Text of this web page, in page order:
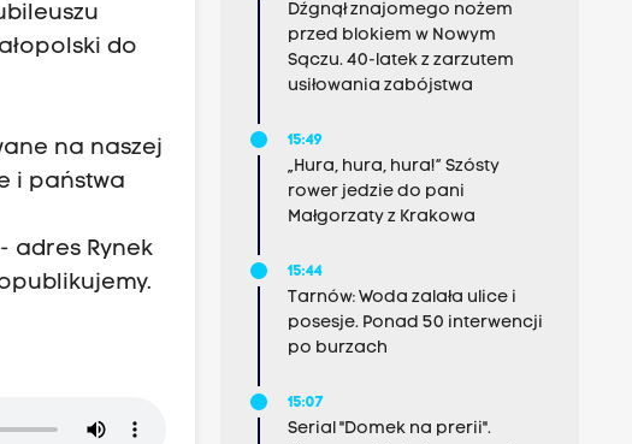
do
na naszej
i państwa
adres Rynek
Dźgnął znajomego nożem
przed blokiem w Nowym
Sączu. 40-latek z zarzutem
usiłowania zabójstwa
15:49
„Hura, hura, hura!” Szósty
rower jedzie do pani
Małgorzaty z Krakowa
15:44
Tarnów: Woda zalała ulice i
posesje. Ponad 50 interwencji
po burzach
15:07
Serial "Domek na prerii".